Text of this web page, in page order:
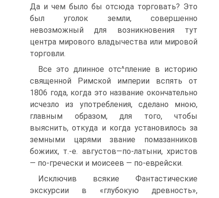
Да и чем было бы отсюда торговать? Это
был уголок земли, совершенно
невозможный для возникновения тут
центра мирового владычества или мировой
торговли.
Все это длинное отс^пление в историю
священной Римской империи вспять от
1806 года, когда это название окончательно
исчезло из употребления, сделано мною,
главным образом, для того, чтобы
выяснить, откуда и когда установилось за
земными царями звание помазанников
божиих, т.-е. августов—по-латыни, христов
— по-гречески и моисеев — по-еврейски.
Исключив всякие Фантастические
экскурсии в «глубокую древность»,